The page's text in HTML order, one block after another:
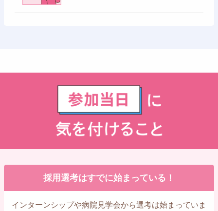
採用選考はすでに始まっている！
インターンシップや病院見学会から選考は始まっていま